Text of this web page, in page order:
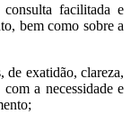
facilitada e
bem como sobre a
de exatidão, clareza,
a necessidade e